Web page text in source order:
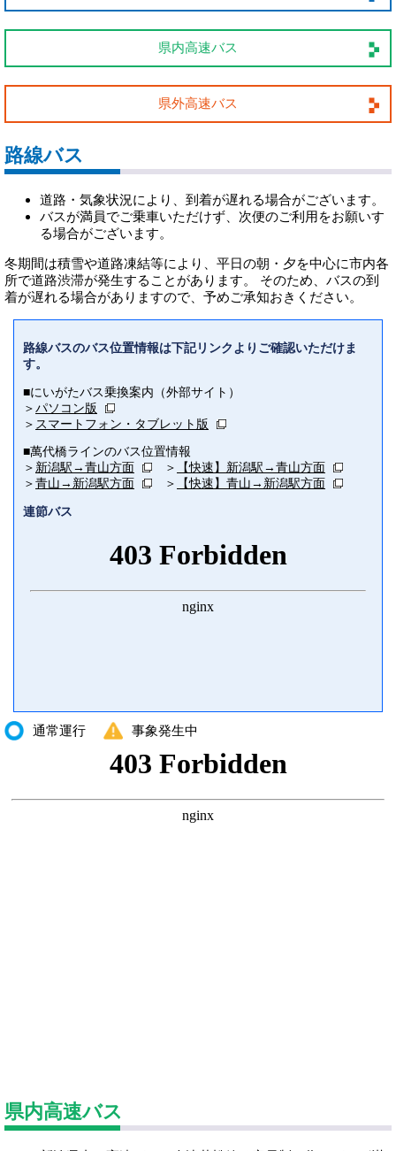
県内高速バス
県外高速バス
路線バス
道路・気象状況により、到着が遅れる場合がございます。
バスが満員でご乗車いただけず、次便のご利用をお願いす
る場合がございます。
冬期間は積雪や道路凍結等により、平日の朝・夕を中心に市内各
所で道路渋滞が発生することがあります。 そのため、バスの到
着が遅れる場合がありますので、予めご承知おきください。
路線バスのバス位置情報は下記リンクよりご確認いただけま
す。
■にいがたバス乗換案内（外部サイト）
＞ パソコン版
＞ スマートフォン・タブレット版
■萬代橋ラインのバス位置情報
＞ 新潟駅→青山方面 ＞
【快速】新潟駅→青山方面
＞ 青山→新潟駅方面 ＞ 【快速】青山→新潟駅方面
連節バス
通常運行 事象発生中
県内高速バス